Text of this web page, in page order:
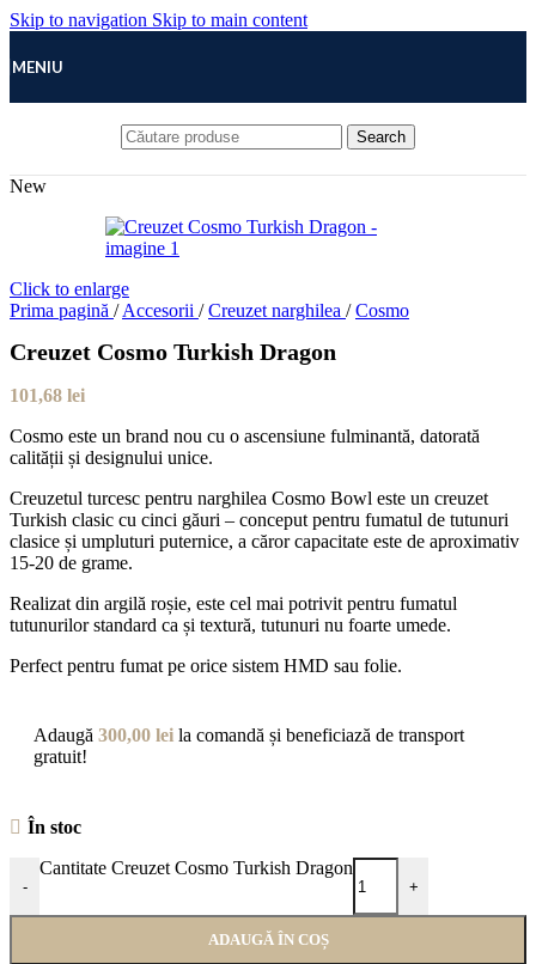
Skip to navigation Skip to main content
MENIU
Search
New
Click to enlarge
Prima pagină / Accesorii / Creuzet narghilea / Cosmo
Creuzet Cosmo Turkish Dragon
101,68 lei
Cosmo este un brand nou cu o ascensiune fulminantă, datorată
calității și designului unice.
Creuzetul turcesc pentru narghilea Cosmo Bowl este un creuzet
Turkish clasic cu cinci găuri – conceput pentru fumatul de tutunuri
clasice și umpluturi puternice, a căror capacitate este de aproximativ
15-20 de grame.
Realizat din argilă roșie, este cel mai potrivit pentru fumatul
tutunurilor standard ca și textură, tutunuri nu foarte umede.
Perfect pentru fumat pe orice sistem HMD sau folie.
Adaugă 300,00 lei la comandă și beneficiază de transport
gratuit!
În stoc
-
Cantitate Creuzet Cosmo Turkish Dragon
+
ADAUGĂ ÎN COȘ